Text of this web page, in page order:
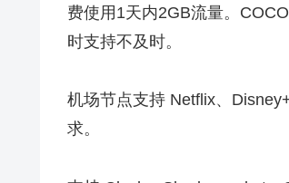
费使用1天内2GB流量。
时支持不及时。
机场节点支持 Netflix、
求。